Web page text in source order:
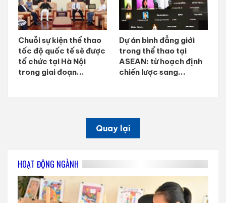
Chuỗi sự kiện thể thao
tốc độ quốc tế sẽ được
tổ chức tại Hà Nội
trong giai đoạn...
Dự án bình đẳng giới
trong thể thao tại
ASEAN: từ hoạch định
chiến lược sang...
Quay lại
HOẠT ĐỘNG NGÀNH